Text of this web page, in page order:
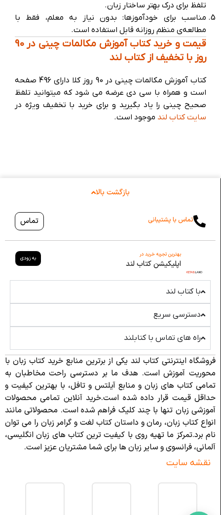
تلفظ برای درک بهتر ساختار زبان.
مناسب برای خودآموزها: بدون نیاز به معلم، فقط با
مطالعه‌ی منظم روزانه قابل استفاده است.
قیمت و خرید کتاب آموزش مکالمات چینی در 90
روز با تخفیف از کتاب لند
کتاب آموزش مکالمات چینی در 90 روز کلا دارای 496 صفحه
است و همراه با سی دی عرضه می شود که میتوانید تلفظ
صحیح چینی را یاد بگیرید و برای خرید با تخفیف ویژه در
سایت کتاب لند موجود است.
بازگشت بالا
تماس با پشتیبانی تماس
بهترین تجربه خرید در
اپلیکیشن کتاب لند
به زودی
با کتاب لند
دسترسی سریع
راه های تماس با کتابلند
فروشگاه اینترنتی کتاب لند یکی از برترین منابع خرید کتاب زبان با
محوریت آموزش است. هدف ما بر دسترسی راحت مخاطبان به
تمامی کتاب های زبان و منابع آیلتس و تافل، با بهترین کیفیت و
حداقل قیمت قرار داده شده است.خرید آنلاین تمامی محصولات
آموزشی زبان تنها با چند کلیک فراهم شده است. محصولاتی مانند
انواع کتاب زبان، رمان و داستان کتاب لغت و گرامر زبان را می توان
نام برد.تمرکز ما تهیه روی با کیفیت ترین کتاب های زبان انگلیسی،
آلمانی، فرانسوی و سایر زبان ها برای شما مشتریان عزیز است.
نقشه سایت